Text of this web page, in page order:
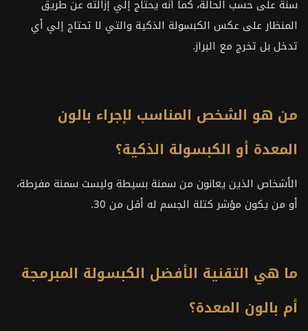
سنة على حسب الحالة، كما أنه يحتاج إلي إزالته عن طريق
المنظار على عكس الكبسولة الذكية والتي لا تحتاج إلي أي
تدخل بل تخرج مع البراز.
من هو الشخص المناسب لإجراء بالون
المعدة أو الكبسولة الذكية؟
الأشخاص الذين يعانون من سمنة بسيطة وليست سمنة مفرطة،
أو من يكون مؤشر كتلة الجسم له أقل من 30.
ما هي التقنية الأفضل الكبسولة المبرمجة
أم بالون المعدة؟